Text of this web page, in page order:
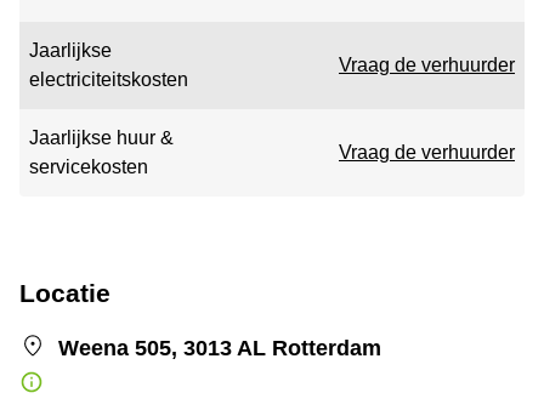
Jaarlijkse
electriciteitskosten
Vraag de verhuurder
Jaarlijkse huur &
servicekosten
Vraag de verhuurder
Locatie
Weena 505, 3013 AL Rotterdam